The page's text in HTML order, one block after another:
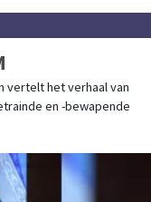
vertelt het verhaal van
en -bewapende